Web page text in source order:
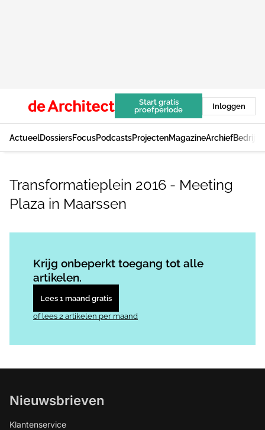
Start gratis
proefperiode
Inloggen
ActueelDossiersFocusPodcastsProjectenMagazineArchief
Transformatieplein 2016 - Meeting
Plaza in Maarssen
Krijg onbeperkt toegang tot alle
artikelen.
Lees 1 maand gratis
of lees 2 artikelen per maand
Nieuwsbrieven
Klantenservice